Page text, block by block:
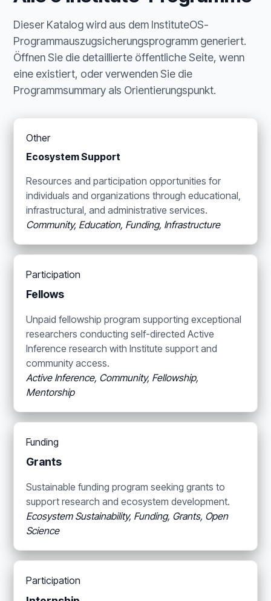
Dieser Katalog wird aus dem InstituteOS-
Programmauszugsicherungsprogramm generiert.
Öffnen Sie die detaillierte öffentliche Seite, wenn
eine existiert, oder verwenden Sie die
Programmsummary als Orientierungspunkt.
Other
Ecosystem Support
Resources and participation opportunities for
individuals and organizations through educational,
infrastructural, and administrative services.
Community, Education, Funding, Infrastructure
Participation
Fellows
Unpaid fellowship program supporting exceptional
researchers conducting self-directed Active
Inference research with Institute support and
community access.
Active Inference, Community, Fellowship,
Mentorship
Funding
Grants
Sustainable funding program seeking grants to
support research and ecosystem development.
Ecosystem Sustainability, Funding, Grants, Open
Science
Participation